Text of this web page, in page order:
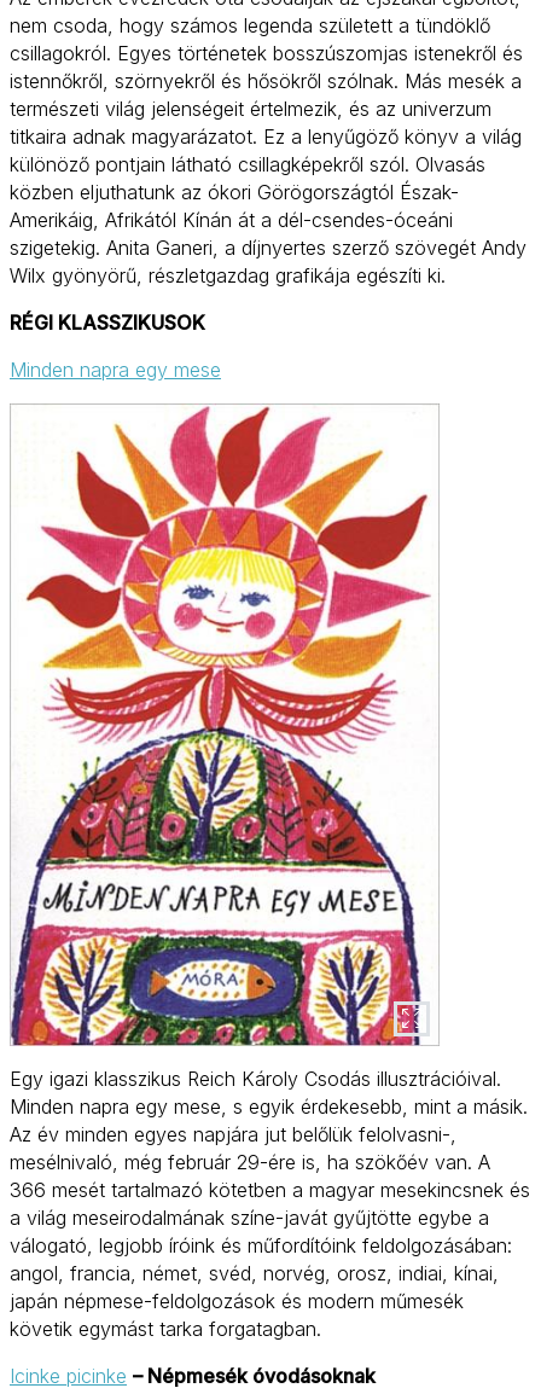
nem csoda, hogy számos legenda született a tündöklő
csillagokról. Egyes történetek bosszúszomjas istenekről és
istennőkről, szörnyekről és hősökről szólnak. Más mesék a
természeti világ jelenségeit értelmezik, és az univerzum
titkaira adnak magyarázatot. Ez a lenyűgöző könyv a világ
különöző pontjain látható csillagképekről szól. Olvasás
közben eljuthatunk az ókori Görögországtól Észak-
Amerikáig, Afrikától Kínán át a dél-csendes-óceáni
szigetekig. Anita Ganeri, a díjnyertes szerző szövegét Andy
Wilx gyönyörű, részletgazdag grafikája egészíti ki.
RÉGI KLASSZIKUSOK
Minden napra egy mese
Egy igazi klasszikus Reich Károly Csodás illusztrációival.
Minden napra egy mese, s egyik érdekesebb, mint a másik.
Az év minden egyes napjára jut belőlük felolvasni-,
mesélnivaló, még február 29-ére is, ha szökőév van. A
366 mesét tartalmazó kötetben a magyar mesekincsnek és
a világ meseirodalmának színe-javát gyűjtötte egybe a
válogató, legjobb íróink és műfordítóink feldolgozásában:
angol, francia, német, svéd, norvég, orosz, indiai, kínai,
japán népmese-feldolgozások és modern műmesék
követik egymást tarka forgatagban.
Icinke picinke – Népmesék óvodásoknak